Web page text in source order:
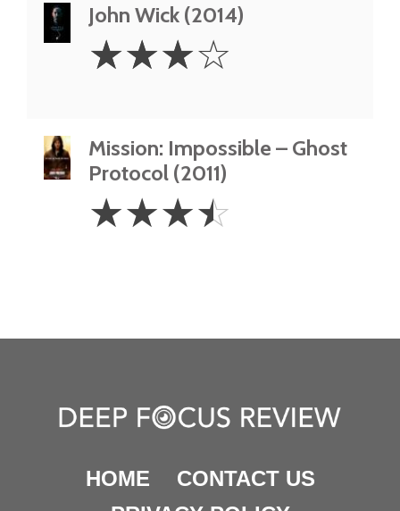
John Wick (2014)
Stars
☆☆☆☆
Mission: Impossible – Ghost
Protocol (2011)
3.5
Stars
☆☆☆☆
HOME
CONTACT US